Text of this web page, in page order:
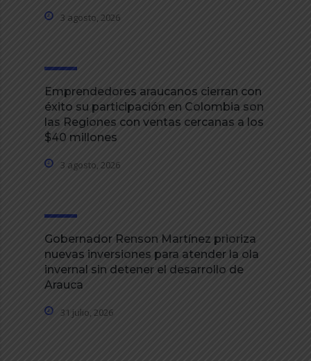
3 agosto, 2026
Emprendedores araucanos cierran con
éxito su participación en Colombia son
las Regiones con ventas cercanas a los
$40 millones
3 agosto, 2026
Gobernador Renson Martínez prioriza
nuevas inversiones para atender la ola
invernal sin detener el desarrollo de
Arauca
31 julio, 2026